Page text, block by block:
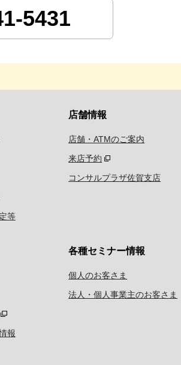
5431
等
報
店舗情報
店舗・ATMのご案内
来店予約
コンサルプラザ佐賀支店
各種セミナー情報
個人のお客さま
法人・個人事業主のお客さま